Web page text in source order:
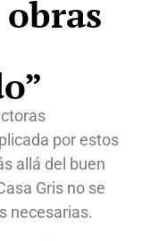
por estos
allá del buen
Gris no se
necesarias.